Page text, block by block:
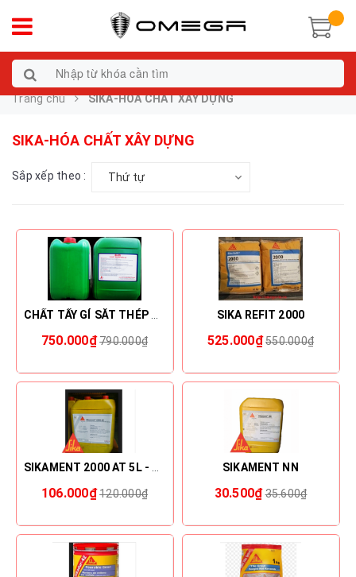
Trang chủ SIKA-HÓA CHẤT XÂY DỰNG
SIKA-HÓA CHẤT XÂY DỰNG
Sắp xếp theo : Thứ tự
750.000₫ 790.000₫
SIKA REFIT 2000
525.000₫ 550.000₫
106.000₫ 120.000₫
SIKAMENT NN
30.500₫ 35.600₫